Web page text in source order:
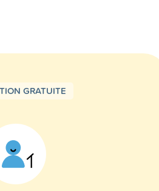
GRATUITE